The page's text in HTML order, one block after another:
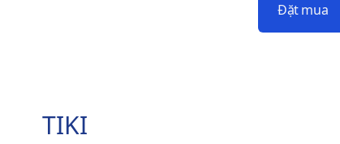
Đặt mua
TIKI